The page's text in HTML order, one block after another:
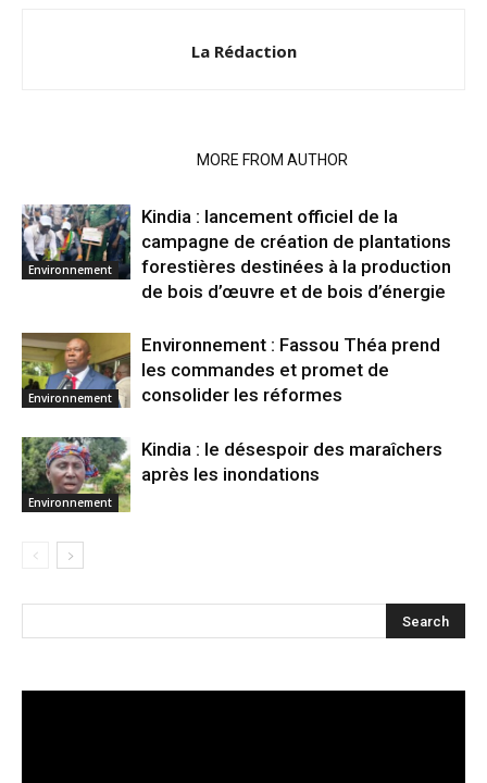
La Rédaction
MORE FROM AUTHOR
Environnement
Kindia : lancement officiel de la
campagne de création de plantations
forestières destinées à la production
de bois d’œuvre et de bois d’énergie
Environnement
Environnement : Fassou Théa prend
les commandes et promet de
consolider les réformes
Environnement
Kindia : le désespoir des maraîchers
après les inondations